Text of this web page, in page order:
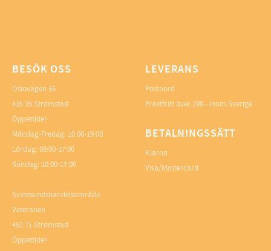
BESÖK OSS
Oslovägen 56
435 35 Strömstad
Öppettider
Måndag-Fredag: 10:00-19:00
Lördag: 09:00-17:00
Söndag: 10:00-17:00
Svinesundshandelsområde
Veteranen
452 71 Strömstad
Öppettider
LEVERANS
Postnord
Fraktfritt över 299.- inom Sverige
BETALNINGSSÄTT
Klarna
Visa/Mastercard